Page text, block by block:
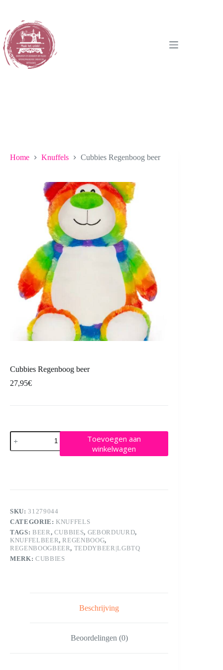
inhoud
Home Knuffels Cubbies Regenboog beer
Cubbies Regenboog beer
27,95€
Cubbies
Regenboog
beer
Toevoegen aan
winkelwagen
SKU:31279044
CATEGORIE:KNUFFELS
TAGS: BEER , CUBBIES, GEBORDUURD,
KNUFFELBEER,REGENBOOG,
REGENBOOGBEER, TEDDYBEER|LGBTQ
MERK: CUBBIES
Beschrijving
Beoordelingen (0)